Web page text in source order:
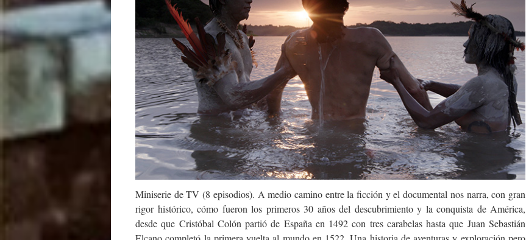
Miniserie de TV (8 episodios). A medio camino entre la ficción y el documental nos narra, con gran
rigor histórico, cómo fueron los primeros 30 años del descubrimiento y la conquista de América,
desde que Cristóbal Colón partió de España en 1492 con tres carabelas hasta que Juan Sebastián